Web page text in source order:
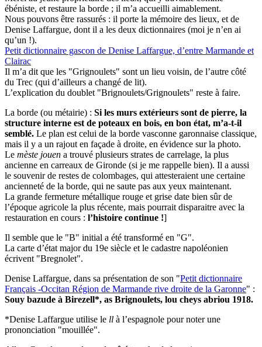
ébéniste, et restaure la borde ; il m’a accueilli aimablement.
Nous pouvons être rassurés : il porte la mémoire des lieux, et de
Denise Laffargue, dont il a les deux dictionnaires (moi je n’en ai
qu’un !).
Petit dictionnaire gascon de Denise Laffargue, d’entre Marmande et
Clairac
Il m’a dit que les "Grignoulets" sont un lieu voisin, de l’autre côté
du Trec (qui d’ailleurs a changé de lit).
L’explication du doublet "Brignoulets/Grignoulets" reste à faire.
La borde (ou métairie) : Si les murs extérieurs sont de pierre, la
structure interne est de poteaux en bois, en bon état, m’a-t-il
semblé. Le plan est celui de la borde vasconne garonnaise classique,
mais il y a un rajout en façade à droite, en évidence sur la photo.
Le mèste jouen a trouvé plusieurs strates de carrelage, la plus
ancienne en carreaux de Gironde (si je me rappelle bien). Il a aussi
le souvenir de restes de colombages, qui attesteraient une certaine
ancienneté de la borde, qui ne saute pas aux yeux maintenant.
La grande fermeture métallique rouge et grise date bien sûr de
l’époque agricole la plus récente, mais pourrait disparaitre avec la
restauration en cours : l’histoire continue !]
Il semble que le "B" initial a été transformé en "G".
La carte d’état major du 19e siècle et le cadastre napoléonien
écrivent "Bregnolet".
Denise Laffargue, dans sa présentation de son "Petit dictionnaire
Français -Occitan Région de Marmande rive droite de la Garonne" :
Souy bazude à Birezell*, as Brignoulets, lou cheys abriou 1918.
*Denise Laffargue utilise le ll à l’espagnole pour noter une
prononciation "mouillée".